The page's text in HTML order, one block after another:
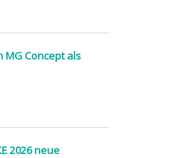
Concept als
2026 neue